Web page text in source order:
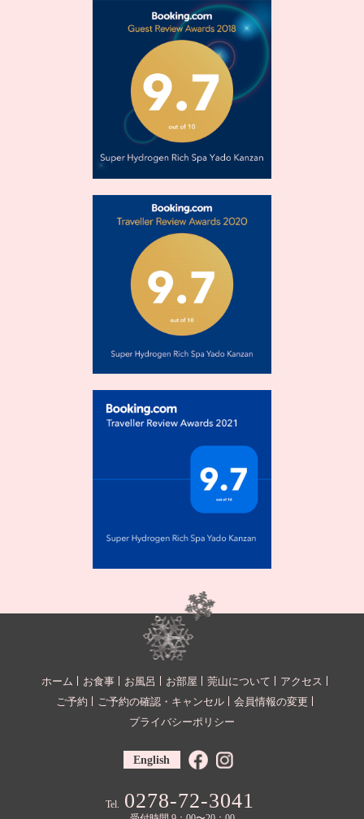
ホーム お食事 お風呂 お部屋 莞山について
アクセス
ご予約
ご予約の確認・キャンセル
会員情報の変更
プライバシーポリシー
English
Tel. 0278-72-3041